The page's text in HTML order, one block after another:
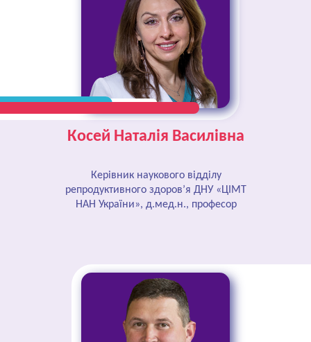
Косей Наталія Василівна
Керівник наукового відділу
репродуктивного здоров’я ДНУ «ЦІМТ
НАН України», д.мед.н., професор